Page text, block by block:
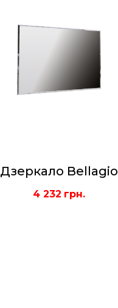
Дзеркало Bellagio
4 232 грн.